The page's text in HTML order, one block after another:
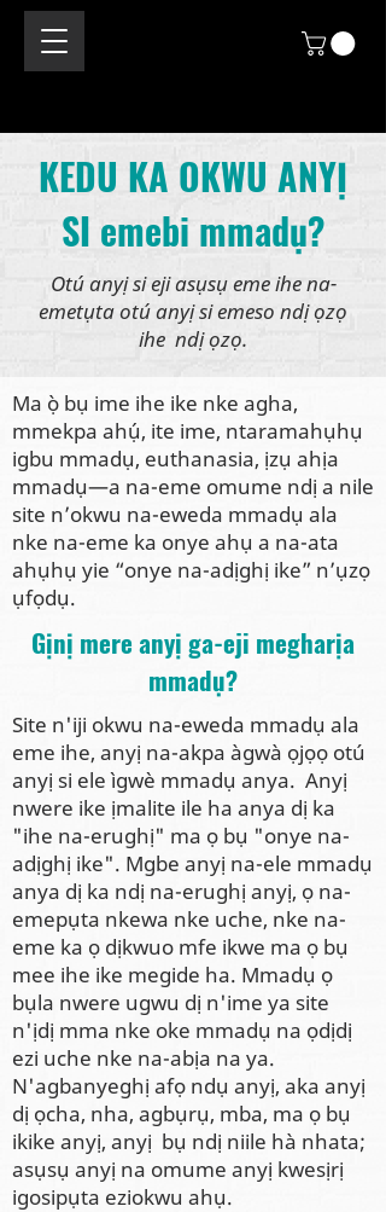
KEDU KA OKWU ANYỊ
SI emebi mmadụ?
Otú anyị si eji asụsụ eme ihe na-
emetụta otú anyị si emeso ndị ọzọ
ihe ndị ọzọ.
Ma ọ̀ bụ ime ihe ike nke agha,
mmekpa ahụ́, ite ime, ntaramahụhụ
igbu mmadụ, euthanasia, ịzụ ahịa
mmadụ—a na-eme omume ndị a nile
site n’okwu na-eweda mmadụ ala
nke na-eme ka onye ahụ a na-ata
ahụhụ yie “onye na-adịghị ike” n’ụzọ
ụfọdụ.
Gịnị mere anyị ga-eji megharịa
mmadụ?
Site n'iji okwu na-eweda mmadụ ala
eme ihe, anyị na-akpa àgwà ọjọọ otú
anyị si ele ìgwè mmadụ anya. Anyị
nwere ike ịmalite ile ha anya dị ka
"ihe na-erughị" ma ọ bụ "onye na-
adịghị ike". Mgbe anyị na-ele mmadụ
anya dị ka ndị na-erughị anyị, ọ na-
emepụta nkewa nke uche, nke na-
eme ka ọ dịkwuo mfe ikwe ma ọ bụ
mee ihe ike megide ha. Mmadụ ọ
bụla nwere ugwu dị n'ime ya site
n'ịdị mma nke oke mmadụ na ọdịdị
ezi uche nke na-abịa na ya.
N'agbanyeghị afọ ndụ anyị, aka anyị
dị ọcha, nha, agbụrụ, mba, ma ọ bụ
ikike anyị, anyị bụ ndị niile hà nhata;
asụsụ anyị na omume anyị kwesịrị
igosipụta eziokwu ahụ.